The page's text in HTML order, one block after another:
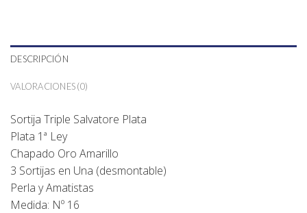
DESCRIPCIÓN
VALORACIONES (0)
Sortija Triple Salvatore Plata
Plata 1ª Ley
Chapado Oro Amarillo
3 Sortijas en Una (desmontable)
Perla y Amatistas
Medida: Nº 16